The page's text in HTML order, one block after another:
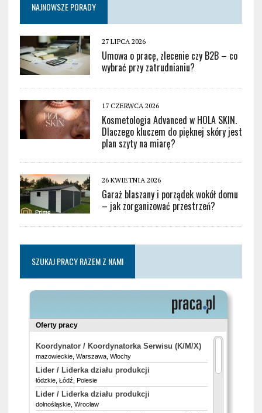
NAJNOWSZE PORADY
27 LIPCA 2026
Umowa o pracę, zlecenie czy B2B – co
wybrać przy zatrudnianiu?
17 CZERWCA 2026
Kosmetologia Advanced w HOLA SKIN.
Dlaczego kluczem do pięknej skóry jest
plan szyty na miarę?
26 KWIETNIA 2026
Garaż blaszany i porządek wokół domu
– jak zorganizować przestrzeń?
SZUKAJ PRACY RAZEM Z NAMI